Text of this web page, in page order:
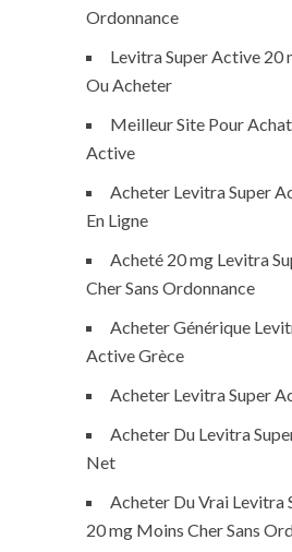
Ordonnance
Levitra Super Active 20
Ou Acheter
Meilleur Site Pour
Active
Acheter Levitra Super
En Ligne
Acheté 20 mg Levitra
Cher Sans Ordonnance
Acheter Générique
Active Grèce
Acheter Levitra Super
Acheter Du Levitra
Net
Acheter Du Vrai Levitra
20 mg Moins Cher Sans